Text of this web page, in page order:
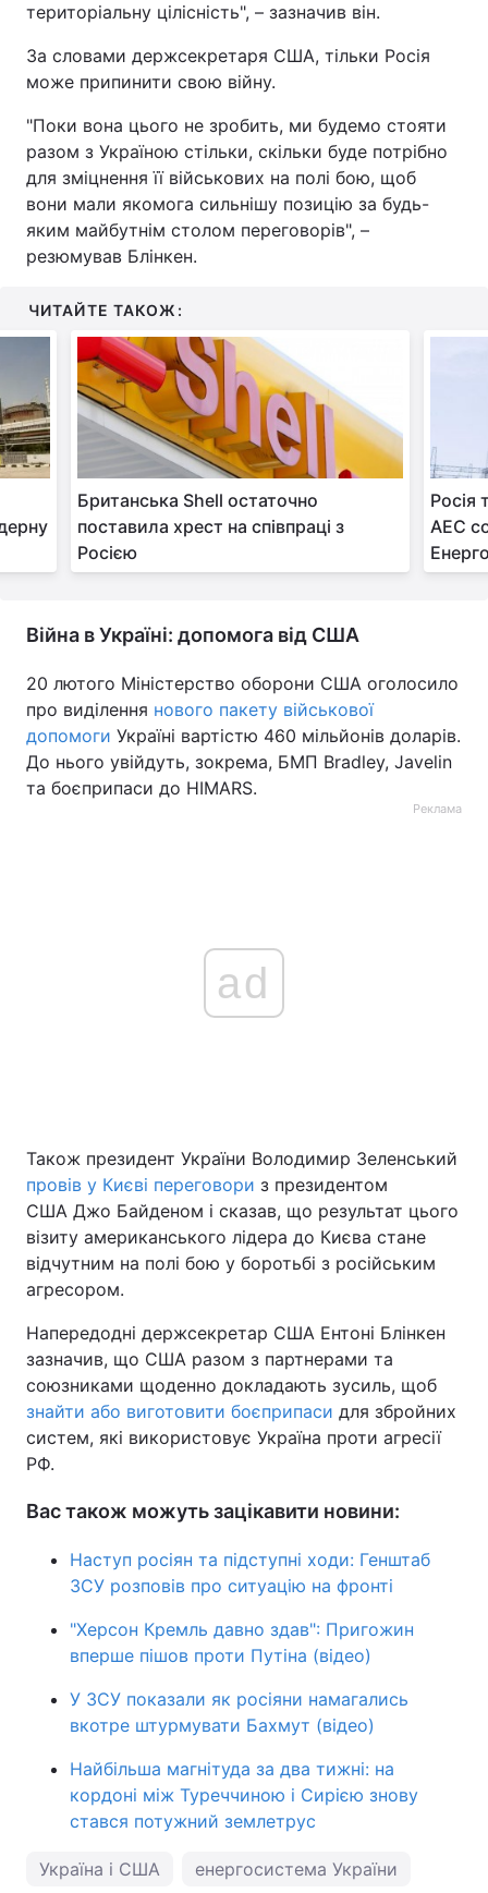
територіальну цілісність", – зазначив він.
За словами держсекретаря США, тільки Росія
може припинити свою війну.
"Поки вона цього не зробить, ми будемо стояти
разом з Україною стільки, скільки буде потрібно
для зміцнення її військових на полі бою, щоб
вони мали якомога сильнішу позицію за будь-
яким майбутнім столом переговорів", –
резюмував Блінкен.
ЧИТАЙТЕ ТАКОЖ:
Британська Shell остаточно
поставила хрест на співпраці з
Росією
Росія
АЕС
Війна в Україні: допомога від США
20 лютого Міністерство оборони США оголосило
про виділення нового пакету військової
допомоги Україні вартістю 460 мільйонів доларів.
До нього увійдуть, зокрема, БМП Bradley, Javelin
та боєприпаси до HIMARS.
Реклама
ad
Також президент України Володимир Зеленський
провів у Києві переговори з президентом
США Джо Байденом і сказав, що результат цього
візиту американського лідера до Києва стане
відчутним на полі бою у боротьбі з російським
агресором.
Напередодні держсекретар США Ентоні Блінкен
зазначив, що США разом з партнерами та
союзниками щоденно докладають зусиль, щоб
знайти або виготовити боєприпаси для збройних
систем, які використовує Україна проти агресії
РФ.
Вас також можуть зацікавити новини:
Наступ росіян та підступні ходи: Генштаб
ЗСУ розповів про ситуацію на фронті
"Херсон Кремль давно здав": Пригожин
вперше пішов проти Путіна (відео)
У ЗСУ показали як росіяни намагались
вкотре штурмувати Бахмут (відео)
Найбільша магнітуда за два тижні: на
кордоні між Туреччиною і Сирією знову
стався потужний землетрус
Україна і США енергосистема України